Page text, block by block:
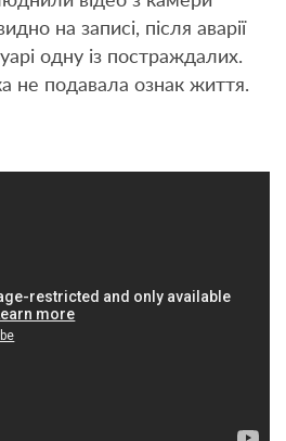
на записі, після аварії
одну із постраждалих.
не подавала ознак життя.